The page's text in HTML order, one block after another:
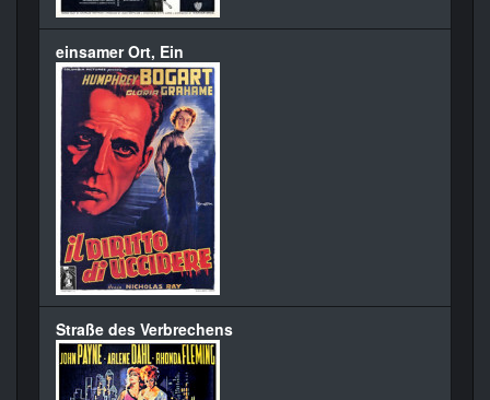
einsamer Ort, Ein
Straße des Verbrechens